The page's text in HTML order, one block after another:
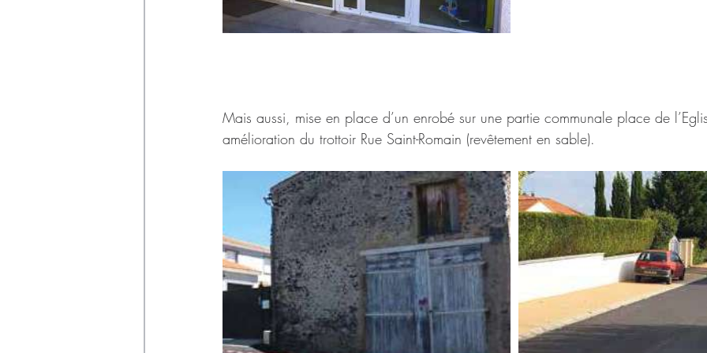
Mais aussi, mise en place d’un enrobé sur une partie communale place de
amélioration du trottoir Rue Saint-Romain (revêtement en sable).